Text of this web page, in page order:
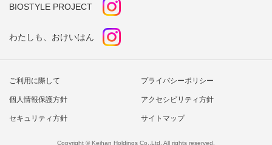
BIOSTYLE PROJECT
わたしも、おけいはん
ご利用に際して プライバシーポリシー
個人情報保護方針 アクセシビリティ方針
セキュリティ方針 サイトマップ
Copyright © Keihan Holdings Co.,Ltd. All rights reserved.